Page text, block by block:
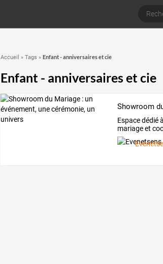
Accueil » Tags » Enfant - anniversaires et cie
Enfant - anniversaires et cie
Espacedédiéà
mariageet
décorations